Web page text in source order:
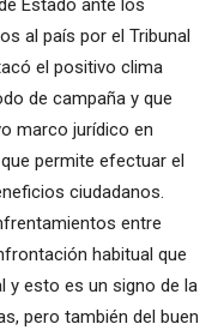
Estado ante los
al país por el Tribunal
el positivo clima
de campaña y que
marco jurídico en
permite efectuar el
ciudadanos.
entre
habitual que
y esto es un signo de la
pero también del buen